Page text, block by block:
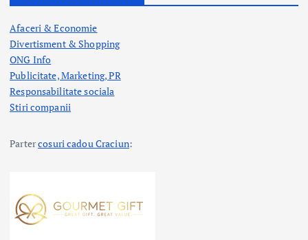
Afaceri & Economie
Divertisment & Shopping
ONG Info
Publicitate, Marketing, PR
Responsabilitate sociala
Stiri companii
Partercosuri cadou Craciun: